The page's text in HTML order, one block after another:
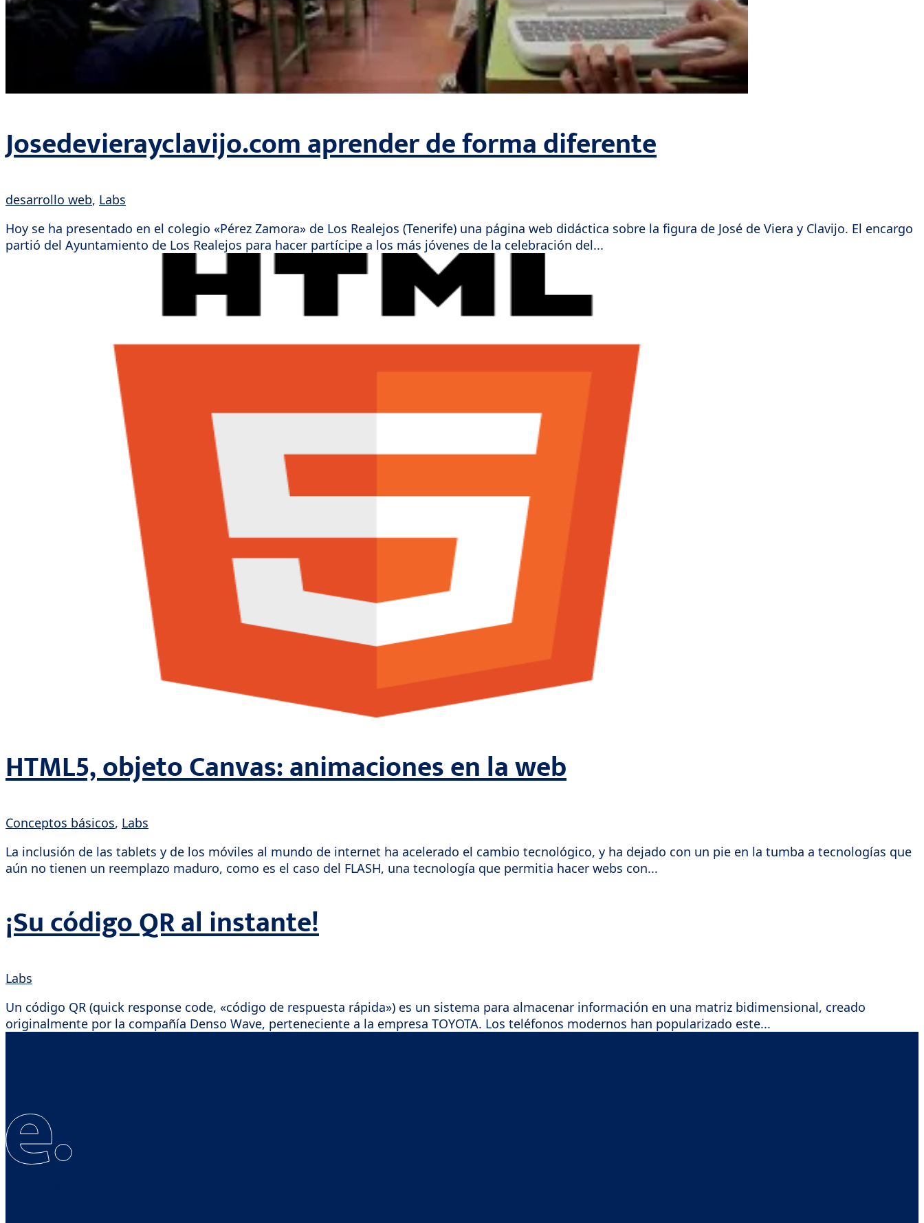
Josedevierayclavijo.com aprender de forma diferente
desarrollo web, Labs
Hoy se ha presentado en el colegio «Pérez Zamora» de Los Realejos (Tenerife) una página web didáctica sobre la figura de José de Viera y Clavijo. El encargo
partió del Ayuntamiento de Los Realejos para hacer partícipe a los más jóvenes de la celebración del...
HTML5, objeto Canvas: animaciones en la web
Conceptos básicos, Labs
La inclusión de las tablets y de los móviles al mundo de internet ha acelerado el cambio tecnológico, y ha dejado con un pie en la tumba a tecnologías que
aún no tienen un reemplazo maduro, como es el caso del FLASH, una tecnología que permitia hacer webs con...
¡Su código QR al instante!
Labs
Un código QR (quick response code, «código de respuesta rápida») es un sistema para almacenar información en una matriz bidimensional, creado
originalmente por la compañía Denso Wave, perteneciente a la empresa TOYOTA. Los teléfonos modernos han popularizado este...